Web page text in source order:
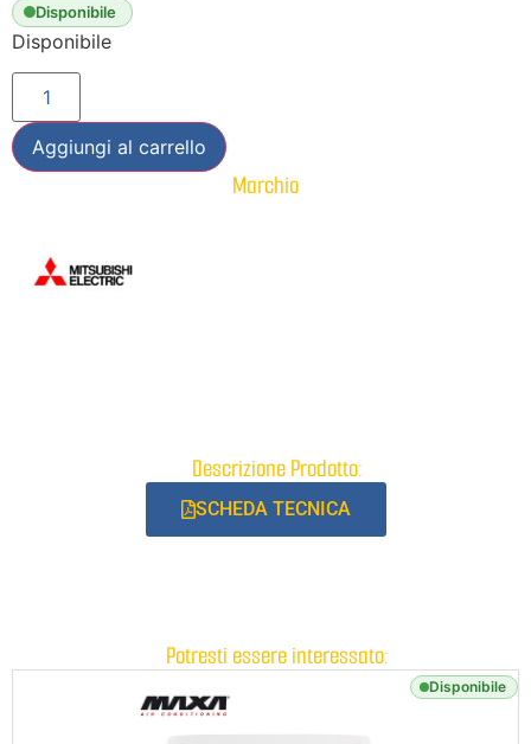
Disponibile
Disponibile
Aggiungi al carrello
Marchio
Descrizione Prodotto:
SCHEDA TECNICA
Potresti essere interessato:
Disponibile